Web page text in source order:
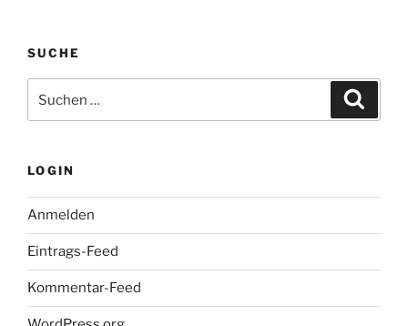
SUCHE
nach:
LOGIN
Anmelden
Eintrags-Feed
Kommentar-Feed